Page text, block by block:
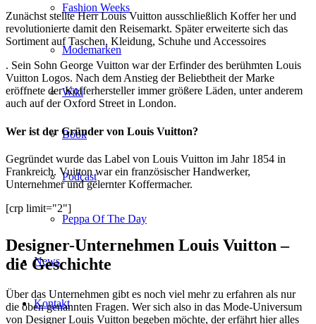
Fashion Weeks
Modemarken
Wiki
Book
Podcast
Peppa Of The Day
News
Kontakt
Zunächst stellte Herr Louis Vuitton ausschließlich Koffer her und
revolutionierte damit den Reisemarkt. Später erweiterte sich das
Sortiment auf Taschen, Kleidung, Schuhe und Accessoires
. Sein Sohn George Vuitton war der Erfinder des berühmten Louis
Vuitton Logos. Nach dem Anstieg der Beliebtheit der Marke
eröffnete der Kofferhersteller immer größere Läden, unter anderem
auch auf der Oxford Street in London.
Wer ist der Gründer von Louis Vuitton?
Gegründet wurde das Label von Louis Vuitton im Jahr 1854 in
Frankreich. Vuitton war ein französischer Handwerker,
Unternehmer und gelernter Koffermacher.
[crp limit="2"]
Designer-Unternehmen Louis Vuitton –
die Geschichte
Über das Unternehmen gibt es noch viel mehr zu erfahren als nur
die oben genannten Fragen. Wer sich also in das Mode-Universum
von Designer Louis Vuitton begeben möchte, der erfährt hier alles